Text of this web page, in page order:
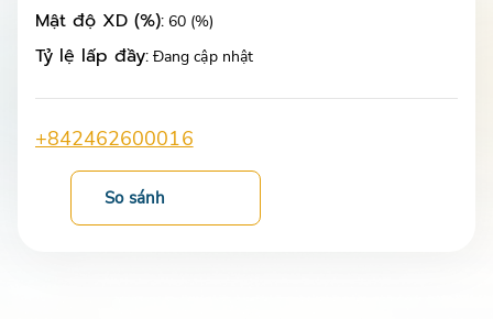
Mật độ XD (%): 60 (%)
Tỷ lệ lấp đầy: Đang cập nhật
+842462600016
So sánh